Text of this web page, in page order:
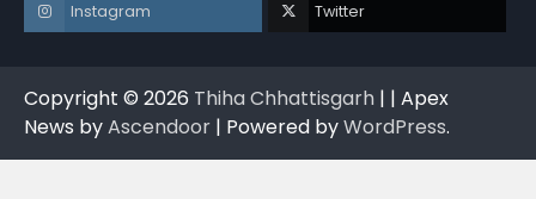
Instagram Twitter
Copyright © 2026 Thiha Chhattisgarh | | Apex
News byAscendoor | Powered byWordPress.